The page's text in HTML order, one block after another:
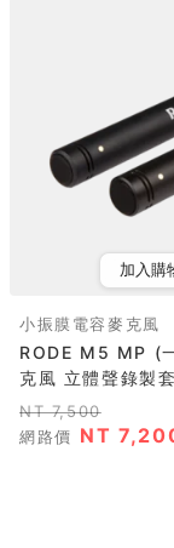
加入購
小振膜電容麥克風
RODE M5 MP (
克風 立體聲錄製
NT 7,500
網路價 NT